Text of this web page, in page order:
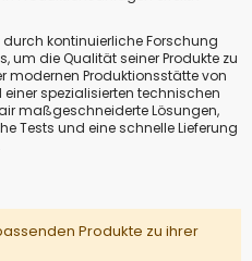
kontinuierliche Forschung
um die Qualität seiner Produkte zu
modernen Produktionsstätte von
einer spezialisierten technischen
maßgeschneiderte Lösungen,
Tests und eine schnelle Lieferung
Produkte zu ihrer